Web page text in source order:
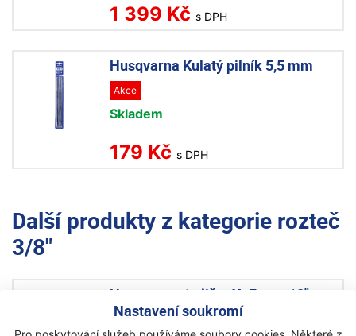
Nastavení soukromí
1 399 Kč s DPH
Husqvarna Kulatý pilník 5,5 mm
Akce
Skladem
179 Kč s DPH
Další produkty z kategorie rozteč
3/8"
Husqvarna 1x lišta X- Force 18",
3/8",1,5mm+2xřetěz C85 68 čl.
výhodný set